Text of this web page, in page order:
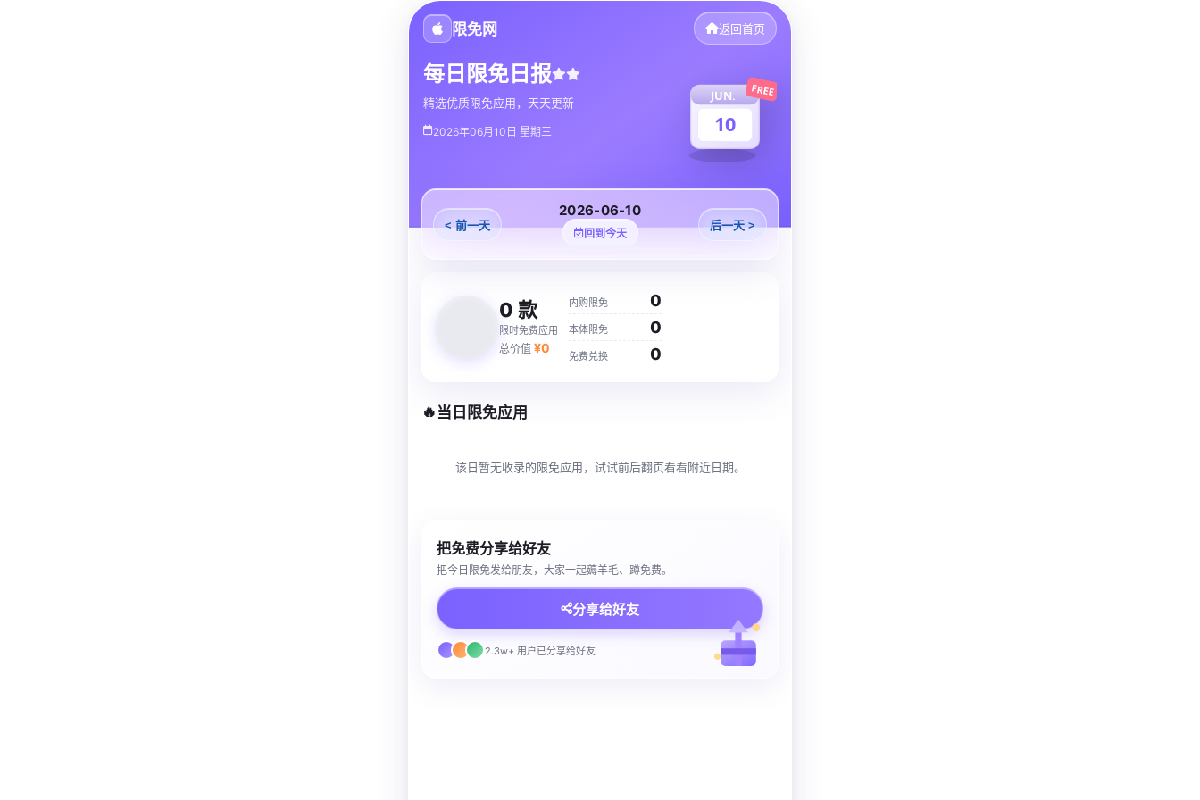
限免网 返回首页
每日限免日报
精选优质限免应用，天天更新
2026年06月10日 星期三
JUN.
10
FREE
< 前一天
2026-06-10
回到今天
后一天 >
0 款
限时免费应用
总价值 ¥0
内购限免 0
本体限免 0
免费兑换 0
🔥 当日限免应用
该日暂无收录的限免应用，试试前后翻页看看附近日期。
把免费分享给好友
把今日限免发给朋友，大家一起薅羊毛、蹲免费。
分享给好友
2.3w+ 用户已分享给好友